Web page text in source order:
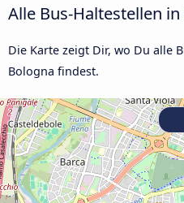
Alle Bus-Haltestellen
Die Karte zeigt Dir, wo Du alle
Bologna findest.